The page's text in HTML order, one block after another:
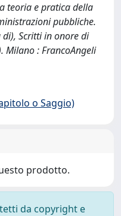
teoria e pratica della
pubbliche.
di), Scritti in onore di
Milano : FrancoAngeli
o Saggio)
prodotto.
da copyright e